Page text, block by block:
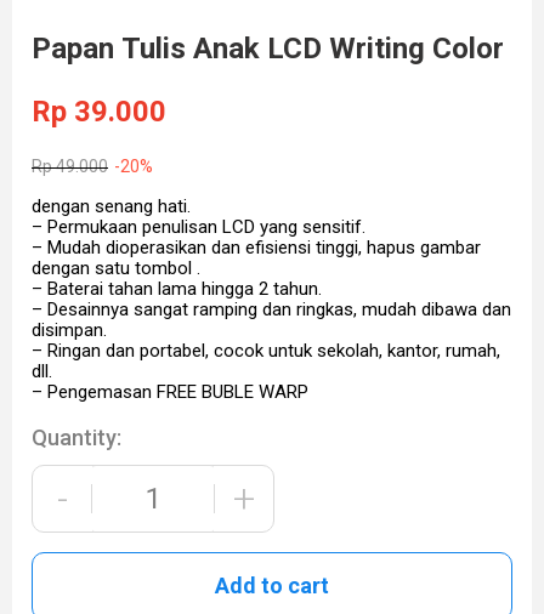
Papan Tulis Anak LCD Writing Color
Rp 39.000
Rp49.000 -20%
dengan senang hati.
– Permukaan penulisan LCD yang sensitif.
– Mudah dioperasikan dan efisiensi tinggi, hapus gambar
dengan satu tombol .
– Baterai tahan lama hingga 2 tahun.
– Desainnya sangat ramping dan ringkas, mudah dibawa dan
disimpan.
– Ringan dan portabel, cocok untuk sekolah, kantor, rumah,
dll.
– Pengemasan FREE BUBLE WARP
Quantity:
- +
Add to cart